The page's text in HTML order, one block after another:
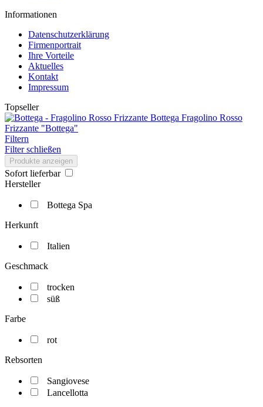
Informationen
Datenschutzerklärung
Firmenportrait
Ihre Vorteile
Aktuelles
Kontakt
Impressum
Topseller
Fragolino Rosso
Frizzante "Bottega"
Filtern
Filter schließen
Produkte anzeigen
Sofort lieferbar
Hersteller
Bottega Spa
Herkunft
Italien
Geschmack
trocken
süß
Farbe
rot
Rebsorten
Sangiovese
Lancellotta